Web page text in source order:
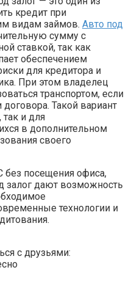
кредит при
видам займов. Авто под
сумму с
ставкой, так как
обеспечением
для кредитора и
При этом владелец
транспортом, если
Такой вариант
так и для
в дополнительном
своего
без посещения офиса,
залог дают возможность
технологии и
с друзьями: